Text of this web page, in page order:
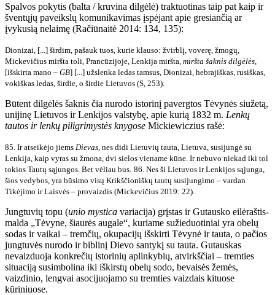
Spalvos pokytis (balta / kruvina dilgėlė) traktuotinas taip pat kaip ir
šventųjų paveikslų komunikavimas įspėjant apie gresiančią ar
įvykusią nelaimę (Račiūnaitė 2014: 134, 135):
Dionizai, [...] širdim, pašauk tuos, kurie klauso: žvirblį, voverę, žmogų,
Mickevičius miršta toli, Prancūzijoje, Lenkija miršta, miršta šaknis dilgėlės
[išskirta mano – GB] [...] užslenka ledas tamsus, Dionizai, hebrajiškas, rusiškas,
vokiškas ledas, širdie, o širdie Lietuvos (S, 253).
Būtent dilgėlės šaknis čia nurodo istorinį pavergtos Tėvynės siužetą,
unijinę Lietuvos ir Lenkijos valstybę, apie kurią 1832 m. Lenkų
tautos ir lenkų piligrimystės knygose Mickiewiczius rašė:
85. Ir atseikėjo jiems Dievas , nes didi Lietuvių tauta, Lietuva, susijungė su
Lenkija, kaip vyras su žmona, dvi sielos viename kūne. Ir nebuvo niekad iki tol
tokios Tautų sąjungos. Bet vėliau bus. 86. Nes ši Lietuvos ir Lenkijos sąjunga,
šios vedybos, yra būsimo visų Krikščioniškų tautų susijungimo – vardan
Tikėjimo ir Laisvės – provaizdis (Mickevičius 2019: 22).
Jungtuvių topu (unio mystica variacija) grįstas ir Gutausko eilėraštis-
malda „Tėvyne, šiaurės augale“, kuriame sužieduotiniai yra obelų
sodas ir vaikai – tremčių, okupacijų išskirti Tėvynė ir tauta, o pačios
jungtuvės nurodo ir biblinį Dievo santykį su tauta. Gutauskas
nevaizduoja konkrečių istorinių aplinkybių, atvirkščiai – tremties
situaciją susimbolina iki iškirstų obelų sodo, bevaisės žemės,
vaizdinio, lengvai asocijuojamo su tremties vaizdais kituose
kūriniuose.